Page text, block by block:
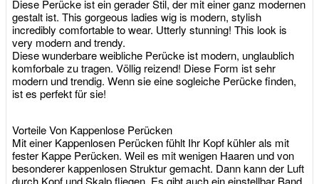
Diese Perücke ist ein gerader Stil, der mit einer ganz modernen
gestalt ist. This gorgeous ladies wig is modern, stylish
incredibly comfortable to wear. Utterly stunning! This look is
very modern and trendy.
Diese wunderbare weibliche Perücke ist modern, unglaublich
komforbale zu tragen. Völlig reizend! Diese Form ist sehr
modern und trendig. Wenn sie eine sogleiche Perücke finden,
ist es perfekt für sie!
Vorteile Von Kappenlose Perücken
Mit einer Kappenlosen Perücken fühlt Ihr Kopf kühler als mit
fester Kappe Perücken. Weil es mit wenigen Haaren und von
besonderer kappenlosen Struktur gemacht. Dann kann der Luft
durch Kopf und Skalp fliegen. Es gibt auch ein einstellbar Band